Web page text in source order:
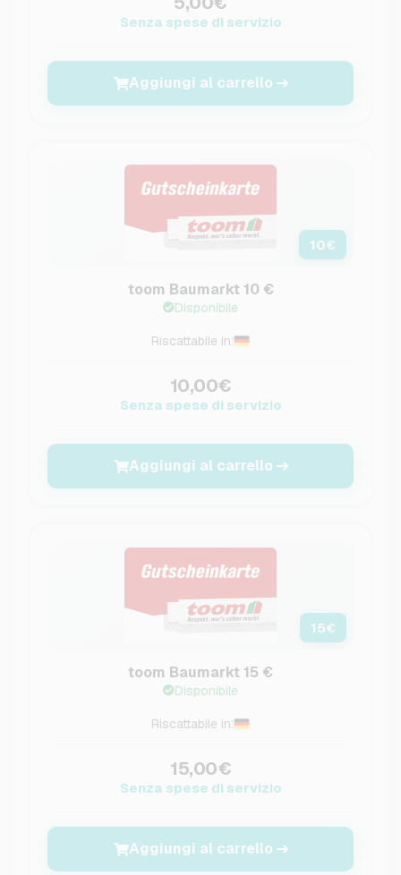
Senza spese di servizio
Aggiungi al carrello
10€
toom Baumarkt 10 €
Disponibile
Riscattabile in:
10,00€
Senza spese di servizio
Aggiungi al carrello
15€
toom Baumarkt 15 €
Disponibile
Riscattabile in:
15,00€
Senza spese di servizio
Aggiungi al carrello